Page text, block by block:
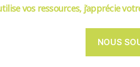
vos ressources, j’apprécie
NOUS